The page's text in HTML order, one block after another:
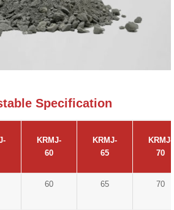
Specification
KRMJ-
60
KRMJ-
65
KRMJ-
70
60 65 70